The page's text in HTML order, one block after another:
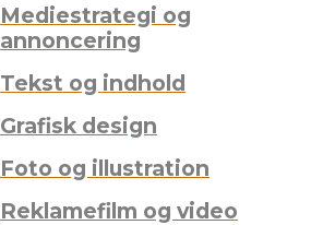
Mediestrategi og
annoncering
Tekst og indhold
Grafisk design
Foto og illustration
Reklamefilm og video